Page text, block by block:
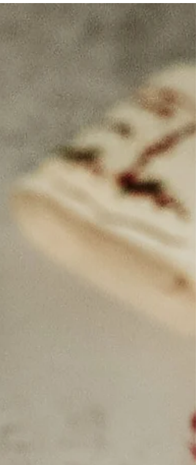
Merry Christmas! \(^_^)/ As part of our holiday
celebrations, todays' episode will focus on how Christmas